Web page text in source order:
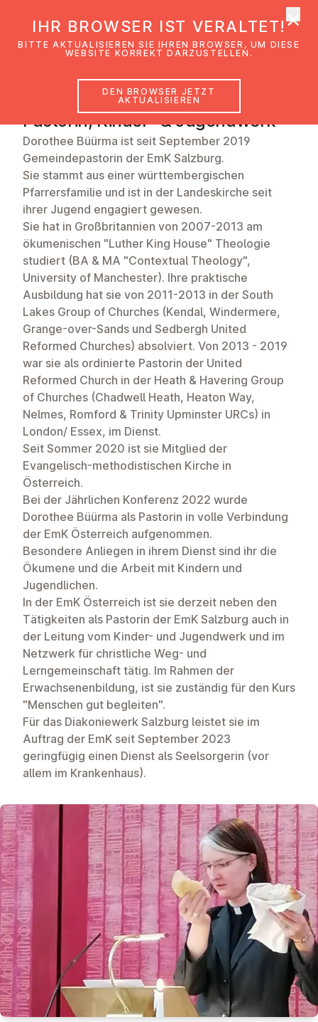
Dorothee Büürma
Pastorin, Kinder- & Jugendwerk
Dorothee Büürma ist seit September 2019
Gemeindepastorin der EmK Salzburg.
Sie stammt aus einer württembergischen
Pfarrersfamilie und ist in der Landeskirche seit
ihrer Jugend engagiert gewesen.
Sie hat in Großbritannien von 2007-2013 am
ökumenischen "Luther King House" Theologie
studiert (BA & MA "Contextual Theology",
University of Manchester). Ihre praktische
Ausbildung hat sie von 2011-2013 in der South
Lakes Group of Churches (Kendal, Windermere,
Grange-over-Sands und Sedbergh United
Reformed Churches) absolviert. Von 2013 - 2019
war sie als ordinierte Pastorin der United
Reformed Church in der Heath & Havering Group
of Churches (Chadwell Heath, Heaton Way,
Nelmes, Romford & Trinity Upminster URCs) in
London/ Essex, im Dienst.
Seit Sommer 2020 ist sie Mitglied der
Evangelisch-methodistischen Kirche in
Österreich.
Bei der Jährlichen Konferenz 2022 wurde
Dorothee Büürma als Pastorin in volle Verbindung
der EmK Österreich aufgenommen.
Besondere Anliegen in ihrem Dienst sind ihr die
Ökumene und die Arbeit mit Kindern und
Jugendlichen.
In der EmK Österreich ist sie derzeit neben den
Tätigkeiten als Pastorin der EmK Salzburg auch in
der Leitung vom Kinder- und Jugendwerk und im
Netzwerk für christliche Weg- und
Lerngemeinschaft tätig. Im Rahmen der
Erwachsenenbildung, ist sie zuständig für den Kurs
"Menschen gut begleiten".
Für das Diakoniewerk Salzburg leistet sie im
Auftrag der EmK seit September 2023
geringfügig einen Dienst als Seelsorgerin (vor
allem im Krankenhaus).
IHR BROWSER IST VERALTET!
BITTE AKTUALISIEREN SIE IHREN BROWSER, UM DIESE
WEBSITE KORREKT DARZUSTELLEN.
DEN BROWSER JETZT
AKTUALISIEREN
×